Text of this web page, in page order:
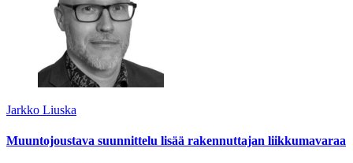
Jarkko Liuska
Muuntojoustava suunnittelu lisää rakennuttajan liikkumavaraa